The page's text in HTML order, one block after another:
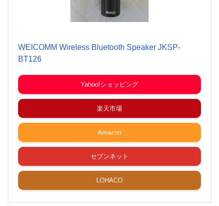
WEICOMM Wireless Bluetooth Speaker JKSP-
BT126
Yahoo!ショッピング
楽天市場
Amazon
セブンネット
LOHACO